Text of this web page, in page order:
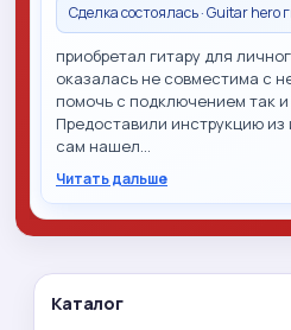
Сделка состоялась · Guitar hero
приобретал гитару для
оказалась не совместима с
помочь с подключением так и
Предоставили инструкцию из
сам нашел…
Читать дальше
Каталог